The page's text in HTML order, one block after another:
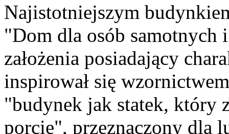
Najistotniejszym
"Dom dla osób samotnych
założenia posiadający
inspirował się
"budynek jak statek, który
porcie", przeznaczony dla